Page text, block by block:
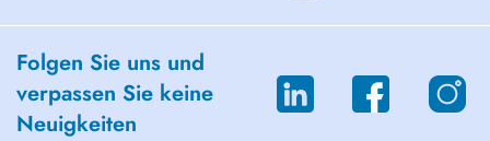
Folgen Sie uns und
verpassen Sie keine
Neuigkeiten